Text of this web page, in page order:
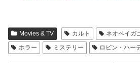
Movies & TV カルト
ネオペイガ
ホラー
ミステリー ロビン・ハー